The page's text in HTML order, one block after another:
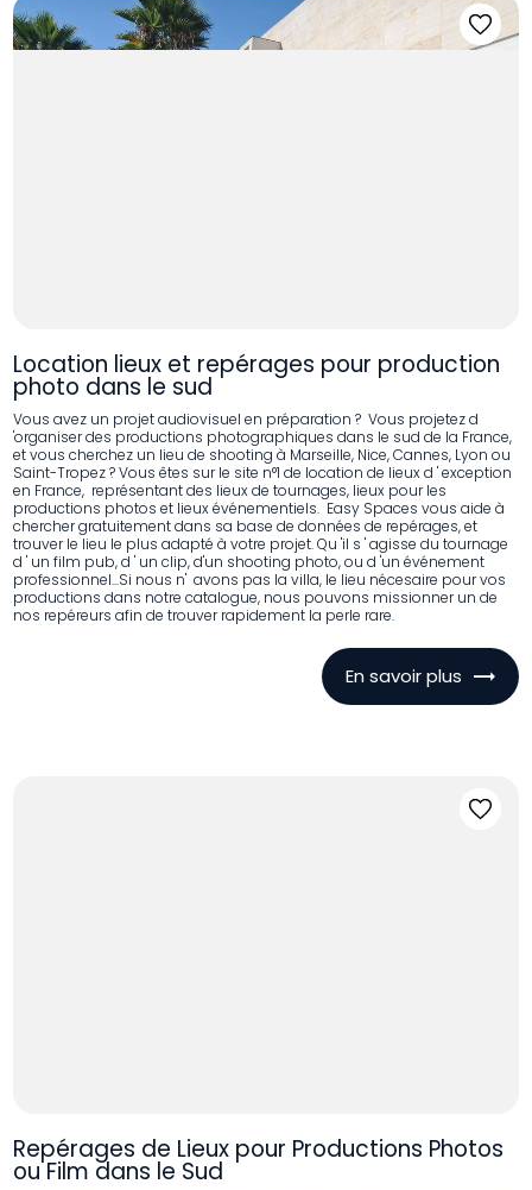
Location lieux et repérages pour production
photo dans le sud
Vous avez un projet audiovisuel en préparation ? Vous projetez d
'organiser des productions photographiques dans le sud de la France,
et vous cherchez un lieu de shooting à Marseille, Nice, Cannes, Lyon ou
Saint-Tropez ? Vous êtes sur le site n°1 de location de lieux d ' exception
en France, représentant des lieux de tournages, lieux pour les
productions photos et lieux événementiels. Easy Spaces vous aide à
chercher gratuitement dans sa base de données de repérages, et
trouver le lieu le plus adapté à votre projet. Qu 'il s ' agisse du tournage
d ' un film pub, d ' un clip, d'un shooting photo, ou d 'un événement
professionnel...Si nous n' avons pas la villa, le lieu nécesaire pour vos
productions dans notre catalogue, nous pouvons missionner un de
nos repéreurs afin de trouver rapidement la perle rare.
En savoir plus
Repérages de Lieux pour Productions Photos
ou Film dans le Sud